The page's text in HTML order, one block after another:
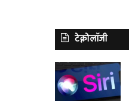
टेक्नोलॉजी